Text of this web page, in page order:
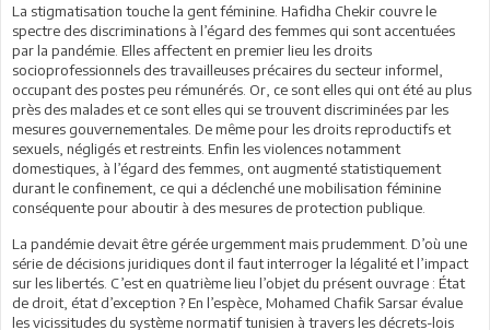
La stigmatisation touche la gent féminine. Hafidha Chekir couvre le
spectre des discriminations à l’égard des femmes qui sont accentuées
par la pandémie. Elles affectent en premier lieu les droits
socioprofessionnels des travailleuses précaires du secteur informel,
occupant des postes peu rémunérés. Or, ce sont elles qui ont été au plus
près des malades et ce sont elles qui se trouvent discriminées par les
mesures gouvernementales. De même pour les droits reproductifs et
sexuels, négligés et restreints. Enfin les violences notamment
domestiques, à l’égard des femmes, ont augmenté statistiquement
durant le confinement, ce qui a déclenché une mobilisation féminine
conséquente pour aboutir à des mesures de protection publique.
La pandémie devait être gérée urgemment mais prudemment. D’où une
série de décisions juridiques dont il faut interroger la légalité et l’impact
sur les libertés. C’est en quatrième lieu l’objet du présent ouvrage : État
de droit, état d’exception ? En l’espèce, Mohamed Chafik Sarsar évalue
les vicissitudes du système normatif tunisien à travers les décrets-lois